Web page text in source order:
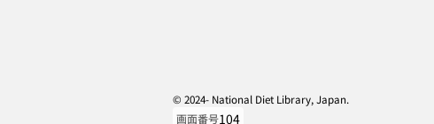
© 2024- National Diet Library, Japan.
画面番号104